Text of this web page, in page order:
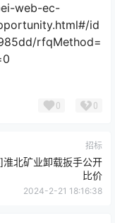
web-ec-
id
rfqMethod=
0 0
招标
淮北矿业卸载扳手公开
比价
2024-2-21 18:16:38